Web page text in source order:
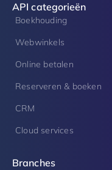
Branches
API categorieën
Boekhouding
Webwinkels
Online betalen
Reserveren & boeken
CRM
Cloud services